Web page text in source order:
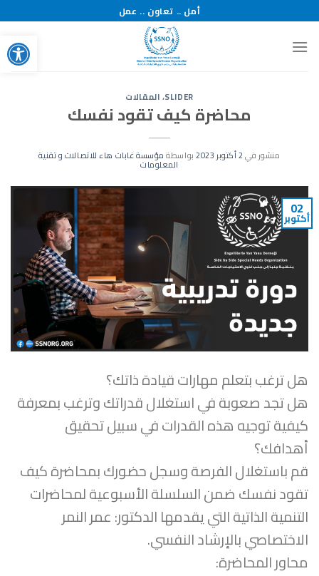
للمحتوى
أمل .. تعاون .. عمل
SLIDER،المقالات
محاضرة كيف تقود نفسك
منشور في2 أكتوبر 2023 بواسطةمؤسسة غابات هاء للاتصالات و تقنية
المعلومات
02
أكتوبر
هل ترغب بتعلم مهارات قيادة ذاتك؟
هل تجد صعوبة في استغلال قدراتك وترغب بمعرفة
كيفية توجيه هذه القدرات في سبيل تحقيق
أهدافك؟
قم باستغلال الفرصة وسجل حضورك بمحاضرة كيف
تقود نفسك ضمن السلسلة الأسبوعية لمحاضرات
التنمية الذاتية التي يقدمها الدكتور: عمر النمر
الاختصاصي بالإرشاد النفسي.
محاور المحاضرة: